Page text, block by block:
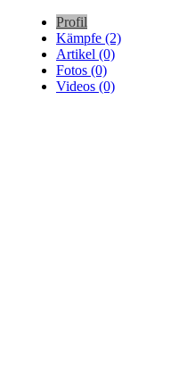
Profil
Kämpfe (2)
Artikel (0)
Fotos (0)
Videos (0)